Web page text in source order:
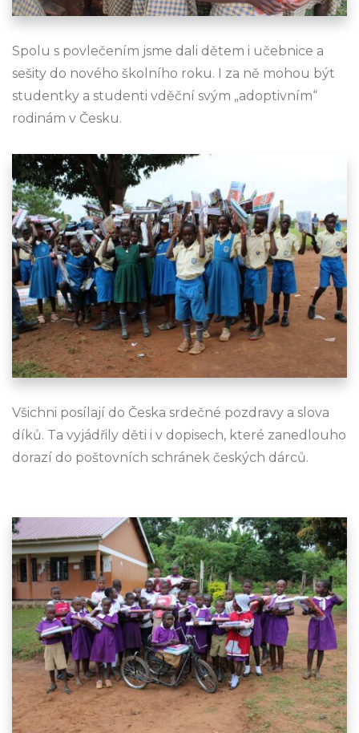
Spolu s povlečením jsme dali dětem i učebnice a
sešity do nového školního roku. I za ně mohou být
studentky a studenti vděční svým „adoptivním“
rodinám v Česku.
Všichni posílají do Česka srdečné pozdravy a slova
díků. Ta vyjádřily děti i v dopisech, které zanedlouho
dorazí do poštovních schránek českých dárců.